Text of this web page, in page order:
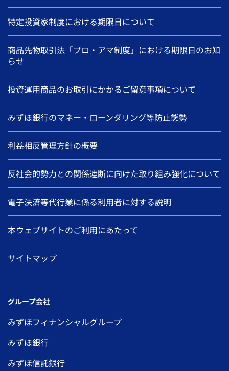
特定投資家制度における期限日について
商品先物取引法「プロ・アマ制度」における期限日のお知
らせ
投資運用商品のお取引にかかるご留意事項について
みずほ銀行のマネー・ローンダリング等防止態勢
利益相反管理方針の概要
反社会的勢力との関係遮断に向けた取り組み強化について
電子決済等代行業に係る利用者に対する説明
本ウェブサイトのご利用にあたって
サイトマップ
グループ会社
みずほフィナンシャルグループ
みずほ銀行
みずほ信託銀行